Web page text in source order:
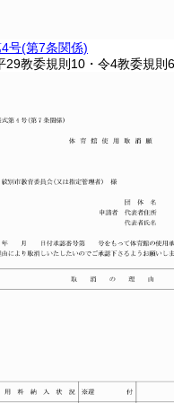
号(第7条関係)
29教委規則10・令4教委規則